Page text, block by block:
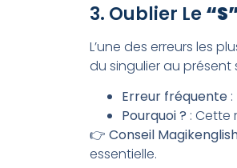
3. Oublier Le
L’une des erreurs les
du singulier au présent
Erreur fréquente :
Pourquoi ? : Cette
👉 Conseil
essentielle.